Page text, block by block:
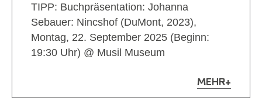
TIPP: Buchpräsentation: Johanna
Sebauer: Nincshof (DuMont, 2023),
Montag, 22. September 2025 (Beginn:
19:30 Uhr) @ Musil Museum
MEHR+